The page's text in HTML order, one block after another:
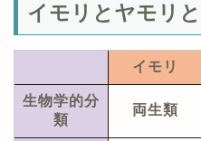
イモリとヤモリ
イモリ
生物学的分
類
両生類